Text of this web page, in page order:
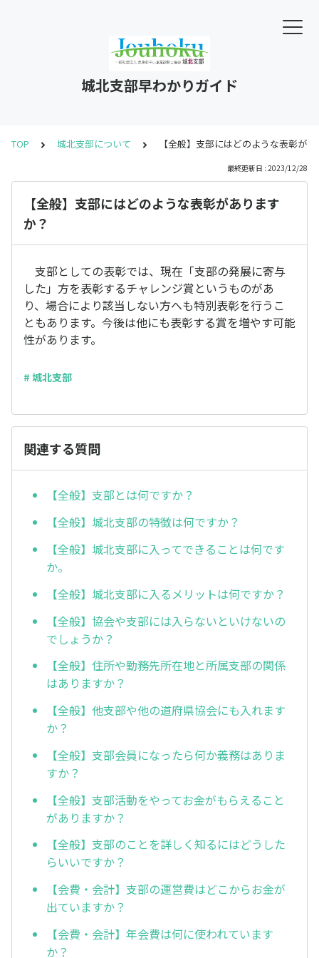
城北支部早わかりガイド
TOP 城北支部について 【全般】支部にはどのような表彰が
最終更新日 : 2023/12/28
【全般】支部にはどのような表彰があります
か？
支部としての表彰では、現在「支部の発展に寄与
した」方を表彰するチャレンジ賞というものがあ
り、場合により該当しない方へも特別表彰を行うこ
ともあります。今後は他にも表彰する賞を増やす可能
性があります。
# 城北支部
関連する質問
【全般】支部とは何ですか？
【全般】城北支部の特徴は何ですか？
【全般】城北支部に入ってできることは何です
か。
【全般】城北支部に入るメリットは何ですか？
【全般】協会や支部には入らないといけないの
でしょうか？
【全般】住所や勤務先所在地と所属支部の関係
はありますか？
【全般】他支部や他の道府県協会にも入れます
か？
【全般】支部会員になったら何か義務はありま
すか？
【全般】支部活動をやってお金がもらえること
がありますか？
【全般】支部のことを詳しく知るにはどうした
らいいですか？
【会費・会計】支部の運営費はどこからお金が
出ていますか？
【会費・会計】年会費は何に使われています
か？